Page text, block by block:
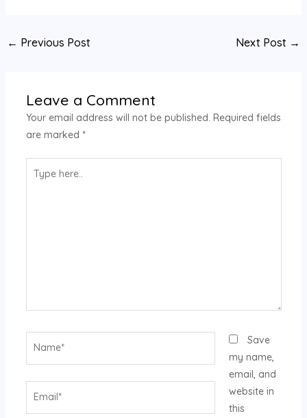
← Previous Post Next Post →
Leave a Comment
Your email address will not be published. Required fields
are marked *
here..
Save
my name,
email, and
website in
this